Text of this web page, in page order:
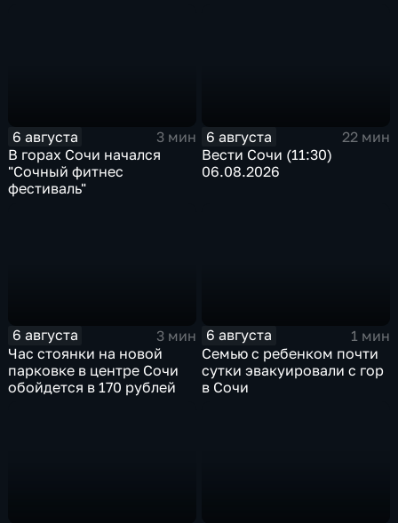
6 августа
3 мин
В горах Сочи начался
"Сочный фитнес
фестиваль"
6 августа
22 мин
Вести Сочи (11:30)
06.08.2026
6 августа
3 мин
Час стоянки на новой
парковке в центре Сочи
обойдется в 170 рублей
6 августа
1 мин
Семью с ребенком почти
сутки эвакуировали с гор
в Сочи